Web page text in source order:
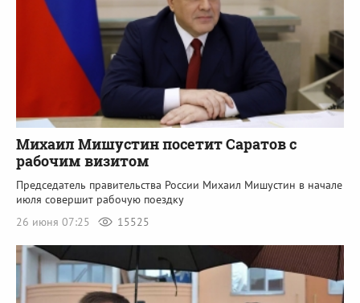
Михаил Мишустин посетит Саратов с
рабочим визитом
Председатель правительства России Михаил Мишустин в начале
июля совершит рабочую поездку
26 июня 07:25
15525